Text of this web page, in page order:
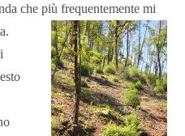
che più frequentemente mi